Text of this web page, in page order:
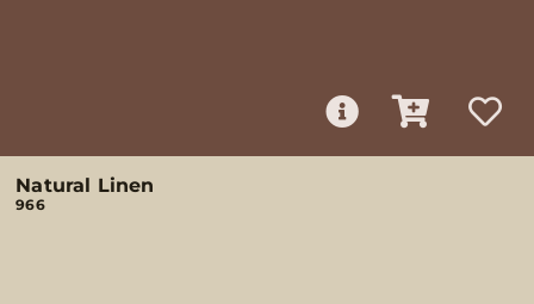
Natural Linen
966